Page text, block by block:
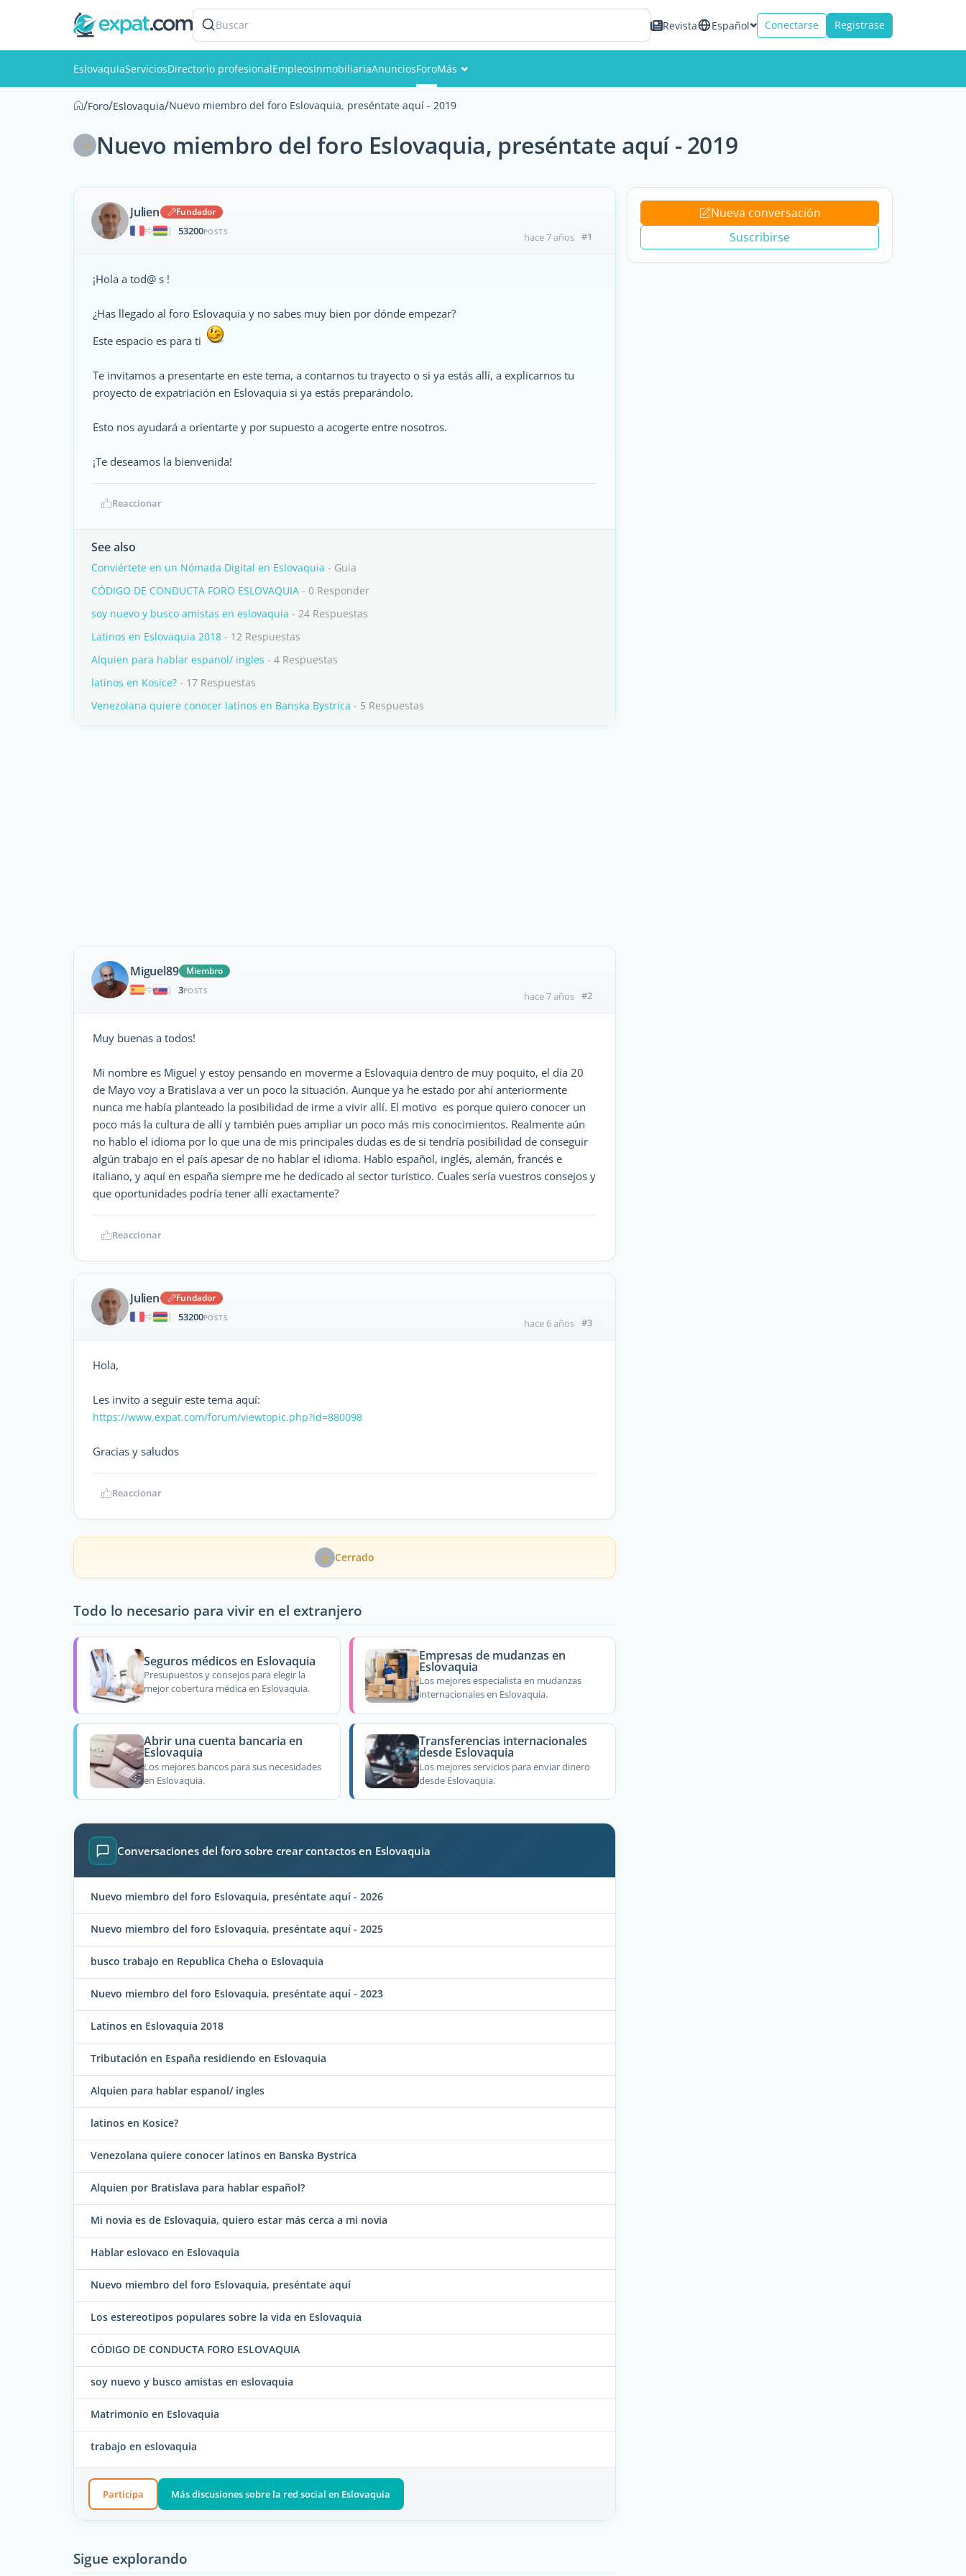
Buscar Revista Español Conectarse Registrase
EslovaquiaServiciosDirectorio profesionalEmpleosInmobiliariaAnunciosForoMás
Eventos
Miembros
/Foro/Eslovaquia/Nuevo miembro del foro Eslovaquia, preséntate aquí - 2019
Nuevo miembro del foro Eslovaquia, preséntate aquí - 2019
Julien
Fundador
|
53200POSTS hace 7 años #1
¡Hola a tod@ s !
¿Has llegado al foro Eslovaquia y no sabes muy bien por dónde empezar?
Este espacio es para ti
Te invitamos a presentarte en este tema, a contarnos tu trayecto o si ya estás allí, a explicarnos tu
proyecto de expatriación en Eslovaquia si ya estás preparándolo.
Esto nos ayudará a orientarte y por supuesto a acogerte entre nosotros.
¡Te deseamos la bienvenida!
Reaccionar
See also
Conviértete en un Nómada Digital en Eslovaquia - Guia
CÓDIGO DE CONDUCTA FORO ESLOVAQUIA - 0 Responder
soy nuevo y busco amistas en eslovaquia - 24 Respuestas
Latinos en Eslovaquia 2018 - 12 Respuestas
Alquien para hablar espanol/ ingles - 4 Respuestas
latinos en Kosice? - 17 Respuestas
Venezolana quiere conocer latinos en Banska Bystrica - 5 Respuestas
Miguel89
Miembro
|
3POSTS hace 7 años #2
Muy buenas a todos!
Mi nombre es Miguel y estoy pensando en moverme a Eslovaquia dentro de muy poquito, el día 20
de Mayo voy a Bratislava a ver un poco la situación. Aunque ya he estado por ahí anteriormente
nunca me había planteado la posibilidad de irme a vivir allí. El motivo es porque quiero conocer un
poco más la cultura de allí y también pues ampliar un poco más mis conocimientos. Realmente aún
no hablo el idioma por lo que una de mis principales dudas es de si tendría posibilidad de conseguir
algún trabajo en el país apesar de no hablar el idioma. Hablo español, inglés, alemán, francés e
italiano, y aquí en españa siempre me he dedicado al sector turístico. Cuales sería vuestros consejos y
que oportunidades podría tener allí exactamente?
Reaccionar
Julien
Fundador
|
53200POSTS hace 6 años #3
Hola,
Les invito a seguir este tema aquí:
https://www.expat.com/forum/viewtopic.php?id=880098
Gracias y saludos
Reaccionar
Cerrado
Todo lo necesario para vivir en el extranjero
Seguros médicos en Eslovaquia
Presupuestos y consejos para elegir la
mejor cobertura médica en Eslovaquia.
Empresas de mudanzas en
Eslovaquia
Los mejores especialista en mudanzas
internacionales en Eslovaquia.
Abrir una cuenta bancaria en
Eslovaquia
Los mejores bancos para sus necesidades
en Eslovaquia.
Transferencias internacionales
desde Eslovaquia
Los mejores servicios para enviar dinero
desde Eslovaquia.
Conversaciones del foro sobre crear contactos en Eslovaquia
Nuevo miembro del foro Eslovaquia, preséntate aquí - 2026
Nuevo miembro del foro Eslovaquia, preséntate aquí - 2025
busco trabajo en Republica Cheha o Eslovaquia
Nuevo miembro del foro Eslovaquia, preséntate aquí - 2023
Latinos en Eslovaquia 2018
Tributación en España residiendo en Eslovaquia
Alquien para hablar espanol/ ingles
latinos en Kosice?
Venezolana quiere conocer latinos en Banska Bystrica
Alquien por Bratislava para hablar español?
Mi novia es de Eslovaquia, quiero estar más cerca a mi novia
Hablar eslovaco en Eslovaquia
Nuevo miembro del foro Eslovaquia, preséntate aquí
Los estereotipos populares sobre la vida en Eslovaquia
CÓDIGO DE CONDUCTA FORO ESLOVAQUIA
soy nuevo y busco amistas en eslovaquia
Matrimonio en Eslovaquia
trabajo en eslovaquia
Participa Más discusiones sobre la red social en Eslovaquia
Sigue explorando
Nueva conversación
Suscribirse